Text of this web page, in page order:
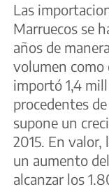
Las
Marruecos se
años de
volumen como
importó 1,4
procedentes
supone un
2015. En
un aumento
alcanzar los